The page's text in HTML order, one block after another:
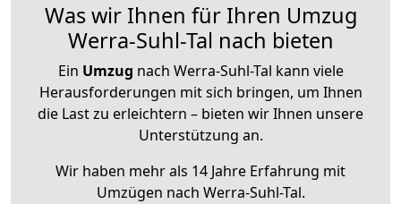
Was wir Ihnen für Ihren Umzug
Werra-Suhl-Tal nach bieten
Ein Umzug nach Werra-Suhl-Tal kann viele
Herausforderungen mit sich bringen, um Ihnen
die Last zu erleichtern – bieten wir Ihnen unsere
Unterstützung an.
Wir haben mehr als 14 Jahre Erfahrung mit
Umzügen nach Werra-Suhl-Tal.